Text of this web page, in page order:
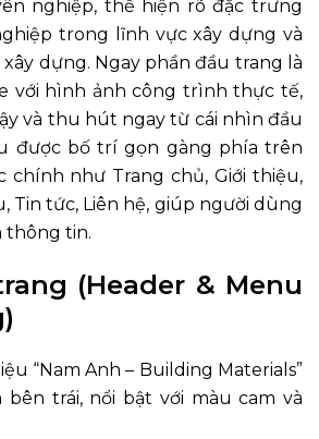
nghiệp, thể hiện rõ đặc trưng
trong lĩnh vực xây dựng và
dựng. Ngay phần đầu trang là
với hình ảnh công trình thực tế,
và thu hút ngay từ cái nhìn đầu
được bố trí gọn gàng phía trên
chính như Trang chủ, Giới thiệu,
Tin tức, Liên hệ, giúp người dùng
thông tin.
(Header & Menu
“Nam Anh – Building Materials”
trái, nổi bật với màu cam và